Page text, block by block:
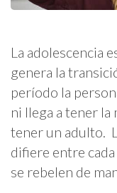
La adolescencia
genera la
período la
ni llega a tener
tener un adulto.
difiere entre
se rebelen de